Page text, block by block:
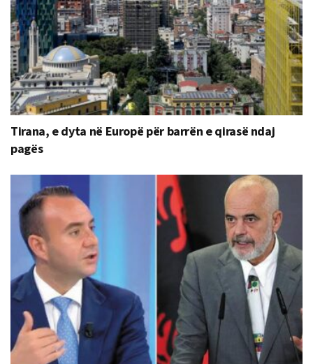
Tirana, e dyta në Europë për barrën e qirasë ndaj
pagës